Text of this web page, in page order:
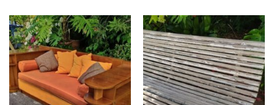
RUPTURE DE STOCK RUPTURE DE STOCK